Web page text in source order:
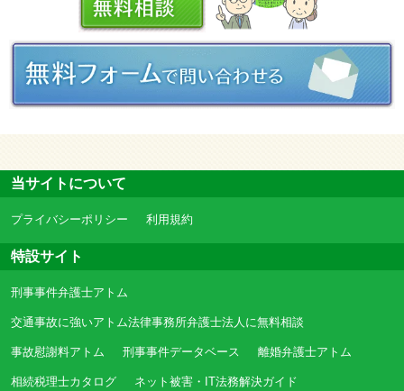
当サイトについて
プライバシーポリシー 利用規約
特設サイト
刑事事件弁護士アトム
交通事故に強いアトム法律事務所弁護士法人に無料相談
事故慰謝料アトム 刑事事件データベース 離婚弁護士アトム
相続税理士カタログ ネット被害・IT法務解決ガイド